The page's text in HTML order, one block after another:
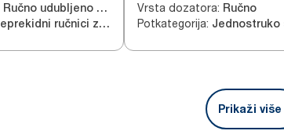
Ručno udubljeno u zidu
Neprekidni ručnici za ruke
Vrsta dozatora: Ručno
Potkategorija:
Prikaži više